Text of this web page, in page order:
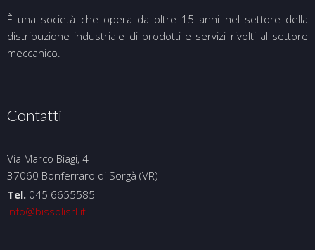
È una società che opera da oltre 15 anni nel settore della
distribuzione industriale di prodotti e servizi rivolti al settore
meccanico.
Contatti
Via Marco Biagi, 4
37060 Bonferraro di Sorgà (VR)
Tel. 045 6655585
info@bissolisrl.it